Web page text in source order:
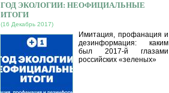
ГОД ЭКОЛОГИИ: НЕОФИЦИАЛЬНЫЕ
ИТОГИ
(16 Декабрь 2017)
Имитация, профанация и
дезинформация: каким
был 2017-й глазами
российских «зеленых»